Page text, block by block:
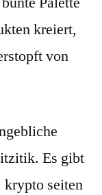
kreiert,
von
Es gibt
seiten